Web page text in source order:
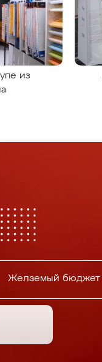
из
Желаемый бюджет